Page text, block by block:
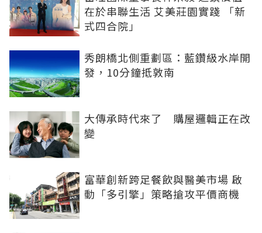
在於串聯生活 艾美莊園實踐 「新
式四合院」
秀朗橋北側重劃區：藍鑽級水岸開
發，10分鐘抵敦南
大傳承時代來了 購屋邏輯正在改
變
富華創新跨足餐飲與醫美市場 啟
動「多引擎」策略搶攻平價商機